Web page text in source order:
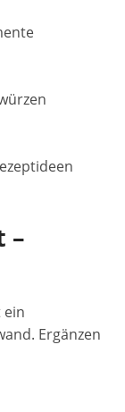
–
ein
Ergänzen